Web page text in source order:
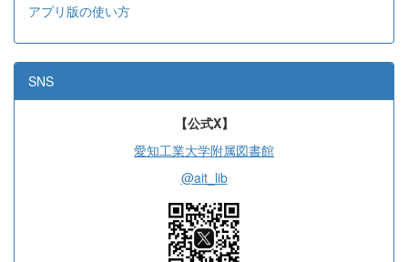
アプリ版の使い方
SNS
【公式X】
愛知工業大学附属図書館
@ait_lib